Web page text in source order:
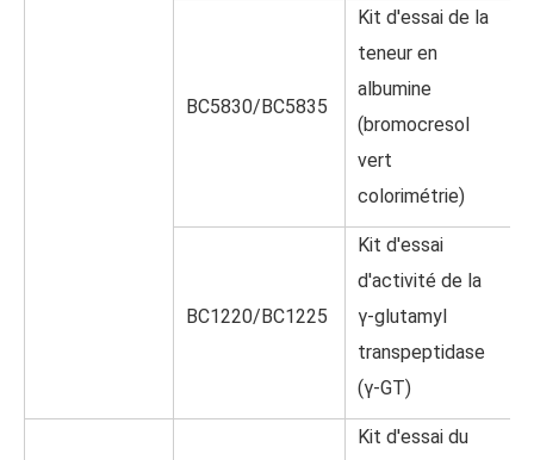
BC5830/BC5835
Kit d'essai de la
teneur en
albumine
(bromocresol
vert
colorimétrie)
BC1220/BC1225
Kit d'essai
d'activité de la
γ-glutamyl
transpeptidase
(γ-GT)
Kit d'essai du